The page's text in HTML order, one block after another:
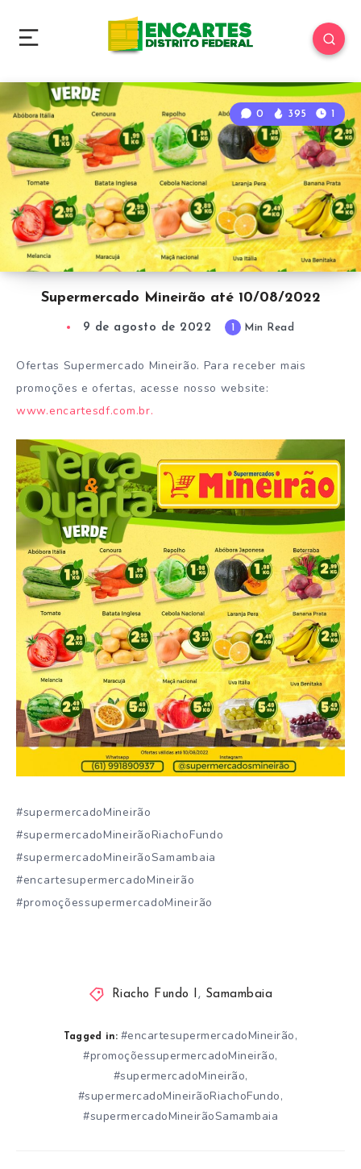
0 395 1
Supermercado Mineirão até 10/08/2022
9 de agosto de 2022 1 Min Read
Ofertas Supermercado Mineirão. Para receber mais
promoções e ofertas, acesse nosso website:
www.encartesdf.com.br.
#supermercadoMineirão
#supermercadoMineirãoRiachoFundo
#supermercadoMineirãoSamambaia
#encartesupermercadoMineirão
#promoçõessupermercadoMineirão
Riacho Fundo I, Samambaia
Tagged in: #encartesupermercadoMineirão,
#promoçõessupermercadoMineirão,
#supermercadoMineirão,
#supermercadoMineirãoRiachoFundo,
#supermercadoMineirãoSamambaia